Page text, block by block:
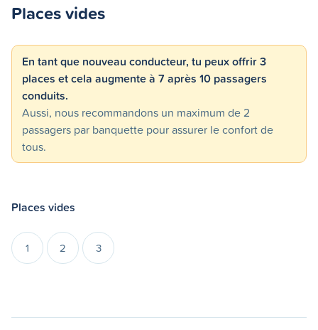
Places vides
En tant que nouveau conducteur, tu peux offrir 3
places et cela augmente à 7 après 10 passagers
conduits.
Aussi, nous recommandons un maximum de 2
passagers par banquette pour assurer le confort de
tous.
Places vides
1 2 3